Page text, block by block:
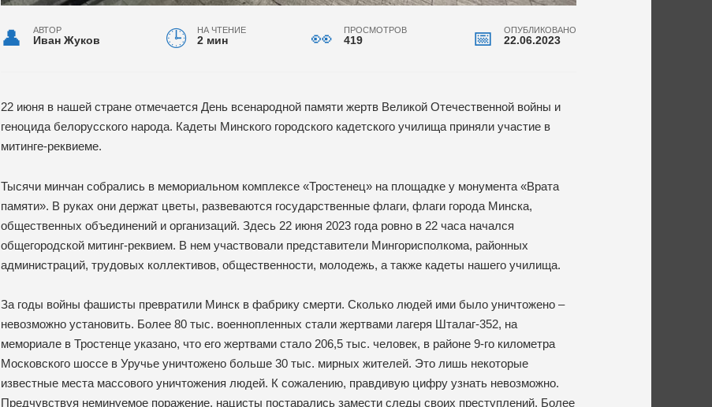
АВТОР
Иван Жуков
НА ЧТЕНИЕ
2 мин
ПРОСМОТРОВ
419
ОПУБЛИКОВАНО
22.06.2023
22 июня в нашей стране отмечается День всенародной памяти жертв Великой Отечественной войны и
геноцида белорусского народа. Кадеты Минского городского кадетского училища приняли участие в
митинге-реквиеме.
Тысячи минчан собрались в мемориальном комплексе «Тростенец» на площадке у монумента «Врата
памяти». В руках они держат цветы, развеваются государственные флаги, флаги города Минска,
общественных объединений и организаций. Здесь 22 июня 2023 года ровно в 22 часа начался
общегородской митинг-реквием. В нем участвовали представители Мингорисполкома, районных
администраций, трудовых коллективов, общественности, молодежь, а также кадеты нашего училища.
За годы войны фашисты превратили Минск в фабрику смерти. Сколько людей ими было уничтожено –
невозможно установить. Более 80 тыс. военнопленных стали жертвами лагеря Шталаг-352, на
мемориале в Тростенце указано, что его жертвами стало 206,5 тыс. человек, в районе 9-го километра
Московского шоссе в Уручье уничтожено больше 30 тыс. мирных жителей. Это лишь некоторые
известные места массового уничтожения людей. К сожалению, правдивую цифру узнать невозможно.
Предчувствуя неминуемое поражение, нацисты постарались замести следы своих преступлений. Более